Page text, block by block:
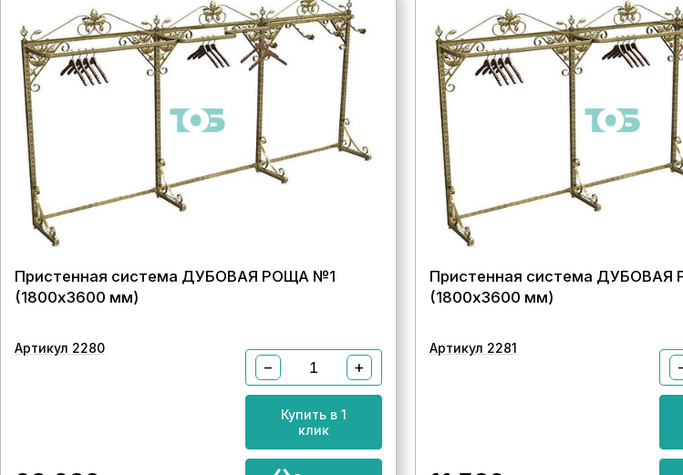
Пристенная система ДУБОВАЯ РОЩА №1
(1800х3600 мм)
Артикул 2280
− +
Купить в 1
клик
Пристенная система
(1800х3600 мм)
Артикул 2281